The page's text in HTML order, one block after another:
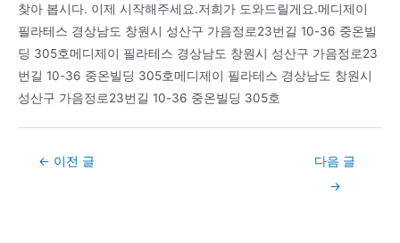
찾아 봅시다. 이제 시작해주세요.저희가 도와드릴게요.메디제이
필라테스 경상남도 창원시 성산구 가음정로23번길 10-36 중온빌
딩 305호메디제이 필라테스 경상남도 창원시 성산구 가음정로23
번길 10-36 중온빌딩 305호메디제이 필라테스 경상남도 창원시
성산구 가음정로23번길 10-36 중온빌딩 305호
Post← 이전 글
다음 글
→